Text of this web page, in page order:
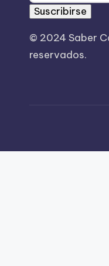
Suscribirse
© 2024 Saber
reservados.